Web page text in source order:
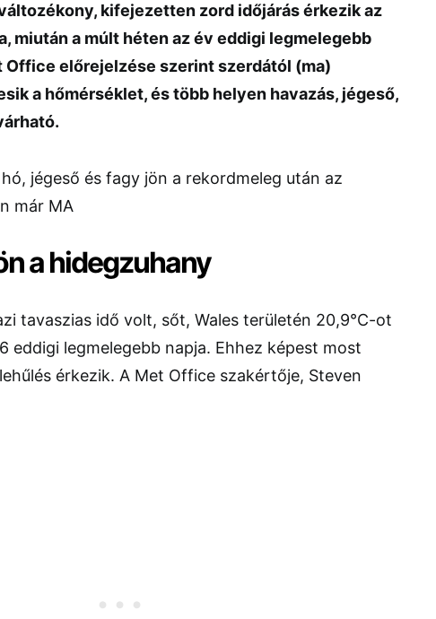
kifejezetten zord időjárás érkezik az
miután a múlt héten az év eddigi legmelegebb
Office előrejelzése szerint szerdától (ma)
a hőmérséklet, és több helyen havazás, jégeső,
a hidegzuhany
tavaszias idő volt, sőt, Wales területén 20,9°C-ot
eddigi legmelegebb napja. Ehhez képest most
érkezik. A Met Office szakértője, Steven